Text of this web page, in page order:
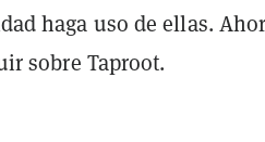
haga uso de ellas.
sobre Taproot.